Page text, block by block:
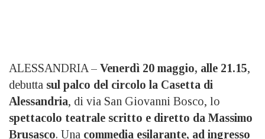
ALESSANDRIA – Venerdì 20 maggio, alle 21.15,
debutta sul palco del circolo la Casetta di
Alessandria, di via San Giovanni Bosco, lo
spettacolo teatrale scritto e diretto da Massimo
Brusasco. Una commedia esilarante, ad ingresso